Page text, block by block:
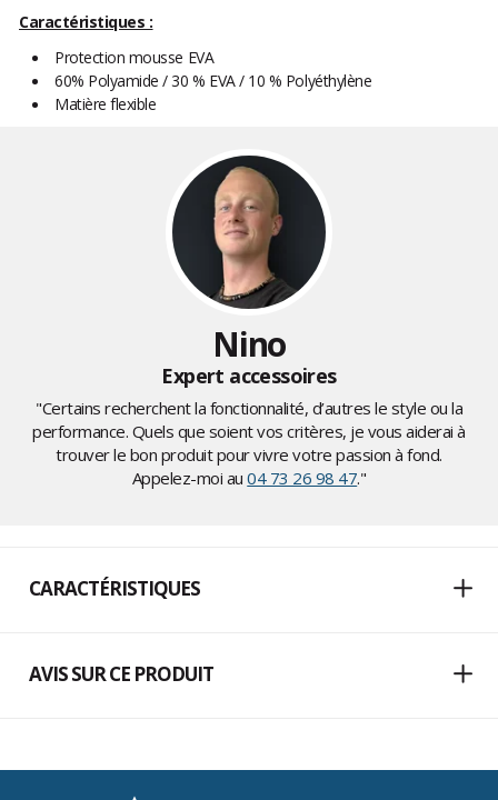
Caractéristiques :
Protection mousse EVA
60% Polyamide / 30 % EVA / 10 % Polyéthylène
Matière flexible
Nino
Expert accessoires
"Certains recherchent la fonctionnalité, d’autres le style ou la
performance. Quels que soient vos critères, je vous aiderai à
trouver le bon produit pour vivre votre passion à fond.
Appelez-moi au04 73 26 98 47."
CARACTÉRISTIQUES
AVIS SUR CE PRODUIT